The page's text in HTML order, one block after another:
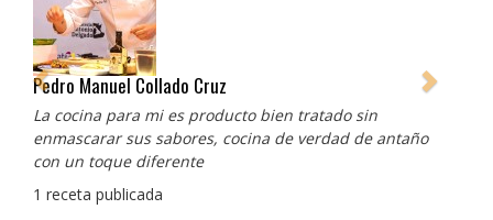
Albert Adrià
Redes sociales:
https://www.instagram.com/enigma_albertadria/
https://www.instagram.com/albertadriaprojects/
3 recetas publicadas